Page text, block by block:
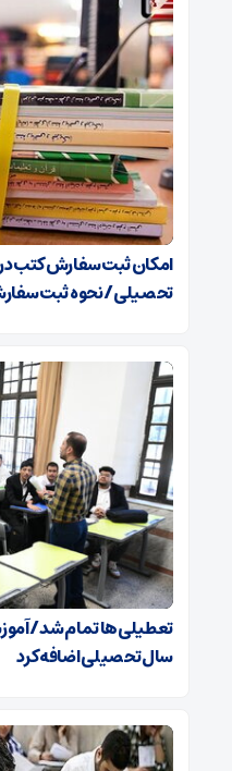
امکان ثبت سفارش کتب
تحصیلی/ نحوه ثبت
تعطیلی‌ها تمام شد/
سال تحصیلی اضافه کرد